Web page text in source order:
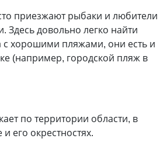
приезжают рыбаки и любители
Здесь довольно легко найти
хорошими пляжами, они есть и
(например, городской пляж в
по территории области, в
его окрестностях.